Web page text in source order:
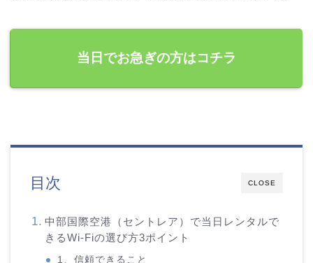
当日でお急ぎの方はコチラ
CLOSE
目次
中部国際空港（セントレア）で当日レンタルで
きるWi-Fiの選び方3ポイント
1、信頼できること